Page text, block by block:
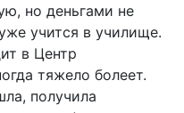
но деньгами не
учится в училище.
в Центр
тяжело болеет.
получила